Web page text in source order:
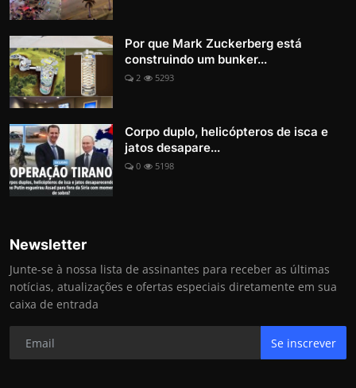
Por que Mark Zuckerberg está
construindo um bunker...
2 5293
Corpo duplo, helicópteros de isca e
jatos desapare...
0 5198
Newsletter
Junte-se à nossa lista de assinantes para receber as últimas
notícias, atualizações e ofertas especiais diretamente em sua
caixa de entrada
Se inscrever